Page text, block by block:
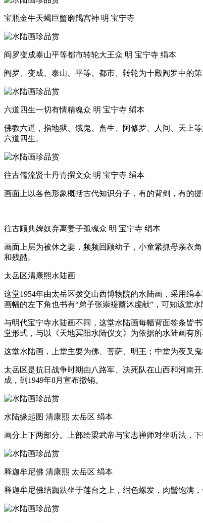
宝瓶金牛天蝎巨蟹磨羯宫神 明 宝宁寺
阎罗变成泰山平等都市转轮大王众 明 宝宁寺 绢本
阎罗、变成、泰山、平等、都市、转轮为十殿阎罗中的
六道四生一切有情精魂众 明 宝宁寺 绢本
佛教六道，指地狱、饿鬼、畜生、阿修罗、人间、天上
六道四生。
往古儒流贤士丹青撰文众 明 宝宁寺 绢本
画面上以各色形象概括古代知识分子，有的背剑，有的
往古顾典婢奴弃离妻子孤魂众 明 宝宁寺 绢本
画面上层为被休之妻，频频回顾幼子，小童紧抓母亲衣
和残酷。
太岳区清康熙水陆画
这堂1954年由太岳区拨交山西博物院的水陆画，采用绢
画幅的左下角也书有“弟子张崇褆薰沐虔献”，可知该堂
与明代宝宁寺水陆画不同，这堂水陆画每幅背面签条皆
堂形式，与以《天地冥阳水陆仪文》为依据的水陆画有
这堂水陆画，上堂主要为佛、菩萨、明王；中堂为夜叉
太岳区是抗日战争时期由八路军、决死队在山西和河南
成，到1949年8月宣布撤销。
水陆缘起图 清康熙 太岳区 绢本
画分上下两部分。上部绘梁武帝与宝志禅师对坐听法，
释迦牟尼佛 清康熙 太岳区 绢本
释迦牟尼佛结跏趺坐于莲台之上，绀色螺发，肉髻饱满